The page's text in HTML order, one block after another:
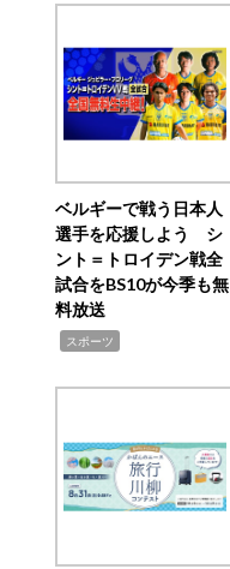
ベルギーで戦う日本人
選手を応援しよう シ
ント＝トロイデン戦全
試合をBS10が今季も無
料放送
スポーツ